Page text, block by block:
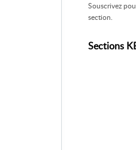
Souscrivez
section.
Sections